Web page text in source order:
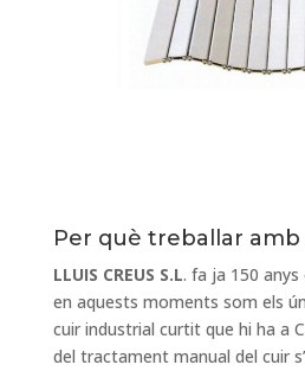
Per què treballar amb
LLUIS CREUS S.L. fa ja 150
en aquests moments som els
cuir industrial curtit que hi ha a
del tractament manual del cuir